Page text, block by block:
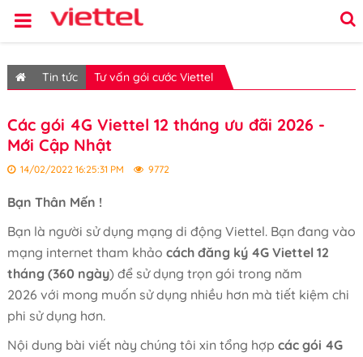
Tin tức Tư vấn gói cước Viettel
Các gói 4G Viettel 12 tháng ưu đãi 2026 -
Mới Cập Nhật
14/02/2022 16:25:31 PM 9772
Bạn Thân Mến !
Bạn là người sử dụng mạng di động Viettel. Bạn đang vào
mạng internet tham khảo cách đăng ký 4G Viettel 12
tháng (360 ngày) để sử dụng trọn gói trong năm
2026 với mong muốn sử dụng nhiều hơn mà tiết kiệm chi
phi sử dụng hơn.
Nội dung bài viết này chúng tôi xin tổng hợp các gói 4G